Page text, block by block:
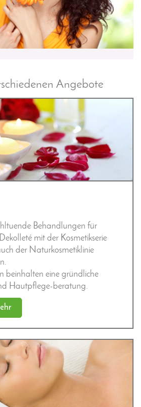
Angebote
Behandlungen für
mit der Kosmetikserie
der Naturkosmetiklinie
beinhalten eine gründliche
Hautpflege-beratung.